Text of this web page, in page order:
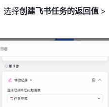
选择创建飞书任务的返回值 >